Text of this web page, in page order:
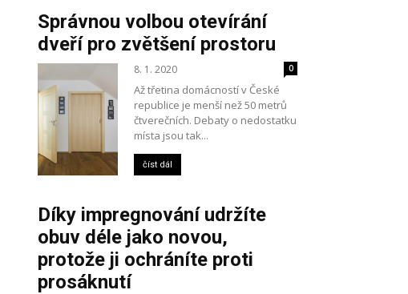
Správnou volbou otevírání
dveří pro zvětšení prostoru
8. 1. 2020 0
Až třetina domácností v České
republice je menší než 50 metrů
čtverečních. Debaty o nedostatku
místa jsou tak...
číst dál
Díky impregnování udržíte
obuv déle jako novou,
protože ji ochráníte proti
prosáknutí